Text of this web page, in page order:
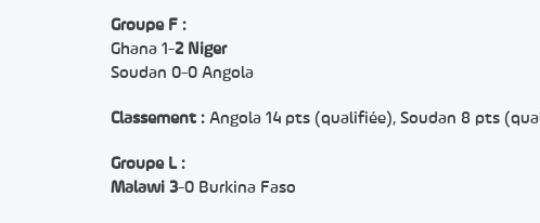
Groupe F :
Ghana 1-2 Niger
Soudan 0-0 Angola
Classement : Angola 14 pts (qualifiée), Soudan 8 pts
Groupe L :
Malawi 3-0 Burkina Faso